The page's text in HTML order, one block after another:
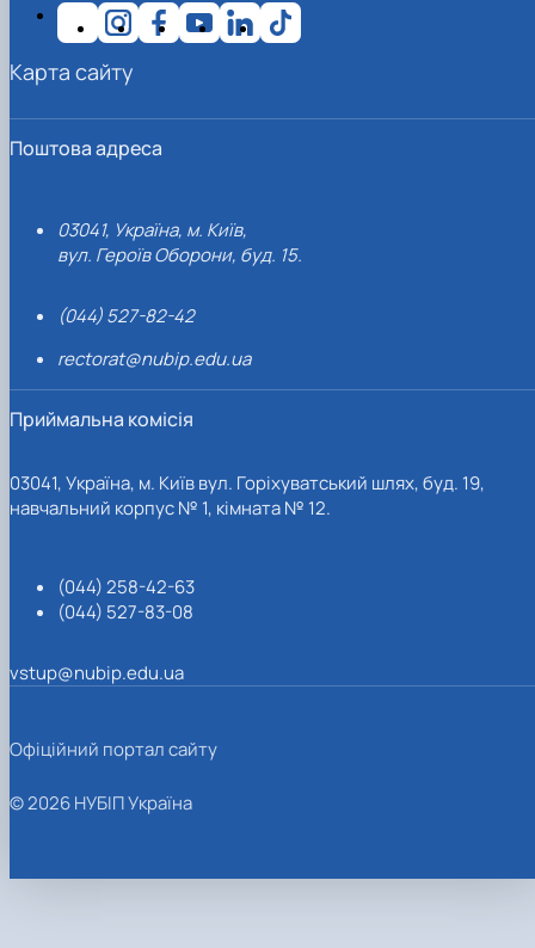
Поштова адреса
03041, Україна, м. Київ,
вул. Героїв Оборони, буд. 15.
(044) 527-82-42
rectorat@nubip.edu.ua
Приймальна комісія
03041, Україна, м. Київ вул. Горіхуватський шлях, буд. 19,
навчальний корпус № 1, кімната № 12.
(044) 258-42-63
(044) 527-83-08
vstup@nubip.edu.ua
Карта сайту
Офіційний портал сайту
© 2026 НУБІП Україна